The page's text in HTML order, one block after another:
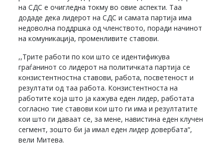
на СДС е очигледна токму во овие аспекти. Таа
додаде дека лидерот на СДС и самата партија има
недоволна поддршка од членството, поради начинот
на комуникација, променливите ставови.
,,Трите работи по кои што се идентификува
граѓанинот со лидерот на политичката партија се
конзистентностна ставови, работа, посветеност и
резултати од таа работа. Конзистентноста на
работите која што ја кажува еден лидер, работата
согласно тие ставови кои што ги има и резултатите
кои што ги даваат се, за мене, навистина еден клучен
сегмент, зошто би ја имал еден лидер довербата“,
вели Митева.